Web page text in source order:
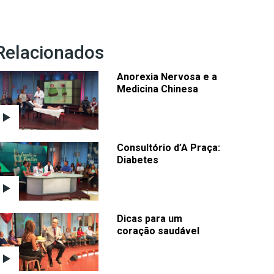
Anorexia Nervosa e a
Medicina Chinesa
Consultório d’A Praça:
Diabetes
Dicas para um
coração saudável